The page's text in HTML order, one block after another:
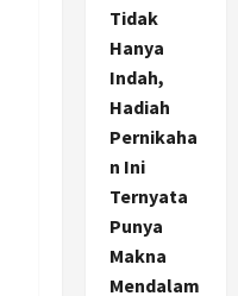
Tidak
Hanya
Indah,
Hadiah
Pernikaha
n Ini
Ternyata
Punya
Makna
Mendalam